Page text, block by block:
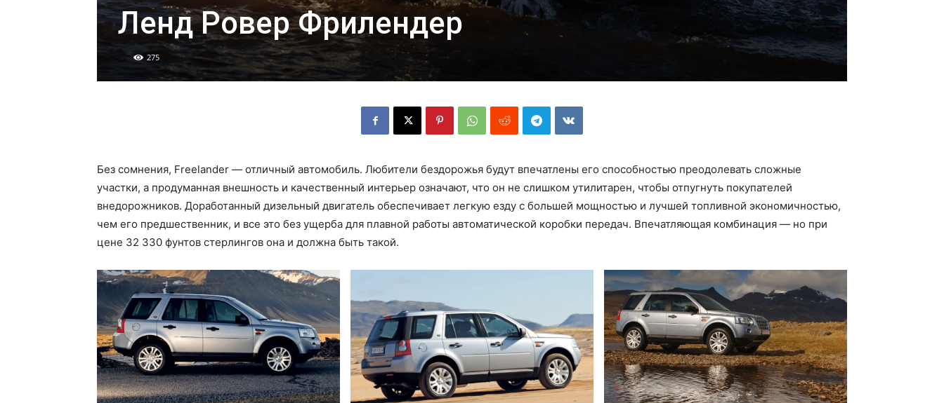
информация
автомобилях
Ленд Ровер Фрилендер
275
Без сомнения, Freelander — отличный автомобиль. Любители бездорожья будут впечатлены его способностью преодолевать сложные
участки, а продуманная внешность и качественный интерьер означают, что он не слишком утилитарен, чтобы отпугнуть покупателей
внедорожников. Доработанный дизельный двигатель обеспечивает легкую езду с большей мощностью и лучшей топливной экономичностью,
чем его предшественник, и все это без ущерба для плавной работы автоматической коробки передач. Впечатляющая комбинация — но при
цене 32 330 фунтов стерлингов она и должна быть такой.